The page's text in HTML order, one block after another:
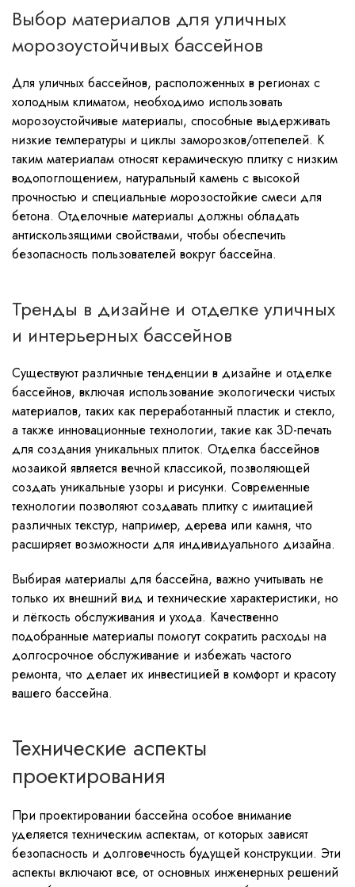
Выбор материалов для уличных
морозоустойчивых бассейнов
Для уличных бассейнов, расположенных в регионах с
холодным климатом, необходимо использовать
морозоустойчивые материалы, способные выдерживать
низкие температуры и циклы заморозков/оттепелей. К
таким материалам относят керамическую плитку с низким
водопоглощением, натуральный камень с высокой
прочностью и специальные морозостойкие смеси для
бетона. Отделочные материалы должны обладать
антискользящими свойствами, чтобы обеспечить
безопасность пользователей вокруг бассейна.
Тренды в дизайне и отделке уличных
и интерьерных бассейнов
Существуют различные тенденции в дизайне и отделке
бассейнов, включая использование экологически чистых
материалов, таких как переработанный пластик и стекло,
а также инновационные технологии, такие как 3D-печать
для создания уникальных плиток. Отделка бассейнов
мозаикой является вечной классикой, позволяющей
создать уникальные узоры и рисунки. Современные
технологии позволяют создавать плитку с имитацией
различных текстур, например, дерева или камня, что
расширяет возможности для индивидуального дизайна.
Выбирая материалы для бассейна, важно учитывать не
только их внешний вид и технические характеристики, но
и лёгкость обслуживания и ухода. Качественно
подобранные материалы помогут сократить расходы на
долгосрочное обслуживание и избежать частого
ремонта, что делает их инвестицией в комфорт и красоту
вашего бассейна.
Технические аспекты
проектирования
При проектировании бассейна особое внимание
уделяется техническим аспектам, от которых зависят
безопасность и долговечность будущей конструкции. Эти
аспекты включают все, от основных инженерных решений